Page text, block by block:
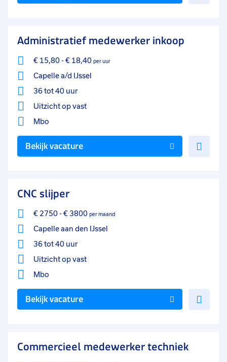
Administratief medewerker inkoop
€ 15,80- € 18,40 per uur
Capelle a/d IJssel
36 tot 40 uur
Uitzicht op vast
Mbo
Bekijk vacature
CNC slijper
€ 2750- € 3800 per maand
Capelle aan den IJssel
36 tot 40 uur
Uitzicht op vast
Mbo
Bekijk vacature
Commercieel medewerker techniek